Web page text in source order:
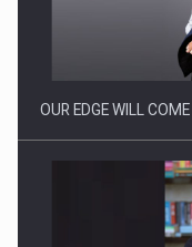
Producatorii si
OUR EDGE WILL